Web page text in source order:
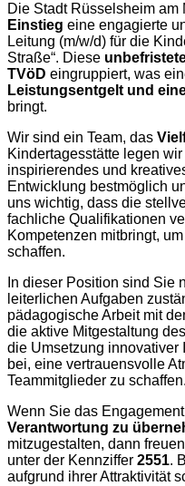
Die Stadt Rüsselsheim am
Einstieg eine engagierte
Leitung (m/w/d) für die
Straße“. Diese
TVöD eingruppiert, was
Leistungsentgelt und
bringt.
Wir sind ein Team, das
Kindertagesstätte legen
inspirierendes und
Entwicklung bestmöglich
uns wichtig, dass die
fachliche Qualifikationen
Kompetenzen mitbringt,
schaffen.
In dieser Position sind Sie
leiterlichen Aufgaben
pädagogische Arbeit mit
die aktive Mitgestaltung
die Umsetzung innovativer
bei, eine vertrauensvolle
Teammitglieder zu schaffen.
Wenn Sie das
Verantwortung zu
mitzugestalten, dann
unter der Kennziffer 2551.
aufgrund ihrer Attraktivität